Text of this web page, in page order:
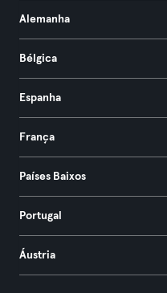
Alemanha
Bélgica
Espanha
França
Países Baixos
Portugal
Áustria